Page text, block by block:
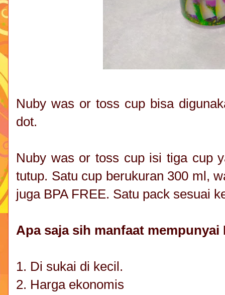
Nuby was or toss cup bisa
dot.
Nuby was or toss cup isi tiga cup
tutup. Satu cup berukuran 300 ml,
juga BPA FREE. Satu pack sesuai
Apa saja sih manfaat mempunyai
1. Di sukai di kecil.
2. Harga ekonomis